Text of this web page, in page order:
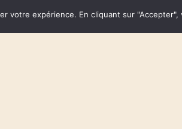
votre expérience. En cliquant sur